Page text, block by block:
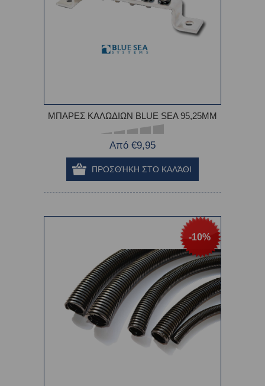
ΜΠΑΡΕΣ ΚΑΛΩΔΙΩΝ BLUE SEA 95,25ΜΜ
Από €9,95
-10%